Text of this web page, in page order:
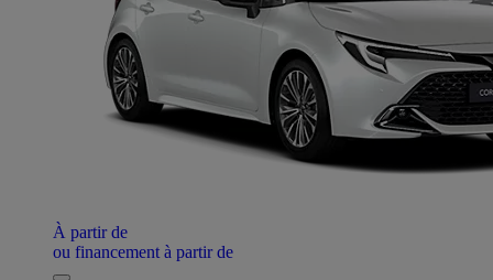
À partir de
ou financement à partir de